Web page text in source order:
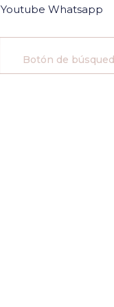
Youtube Whatsapp
Botón de